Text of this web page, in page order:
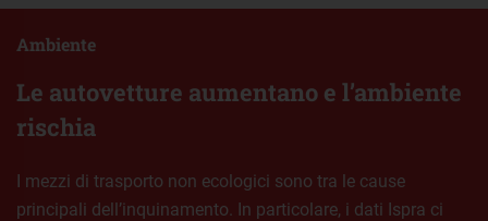
Le autovetture aumentano e l’ambiente
rischia
Ambiente
I mezzi di trasporto non ecologici sono tra le cause
principali dell’inquinamento. In particolare, i dati Ispra ci